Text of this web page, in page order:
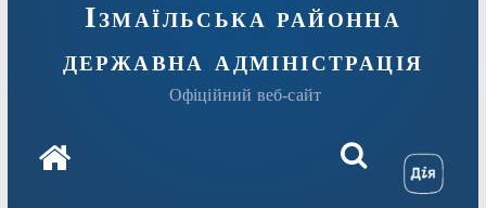
Ізмаїльська районна
державна адміністрація
Офіційний веб-сайт